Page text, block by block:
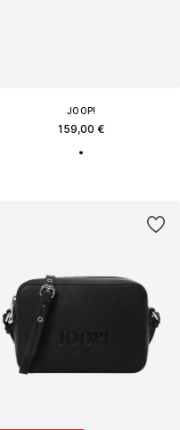
JOOP!
159,00 €